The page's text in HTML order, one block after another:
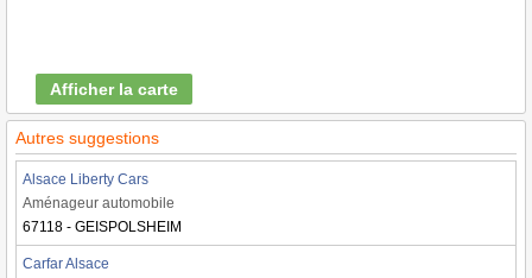
Afficher la carte
Autres suggestions
Alsace Liberty Cars
Aménageur automobile
67118 - GEISPOLSHEIM
Carfar Alsace